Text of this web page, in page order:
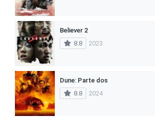
Believer 2
8.8
2023
Dune: Parte dos
8.8
2024